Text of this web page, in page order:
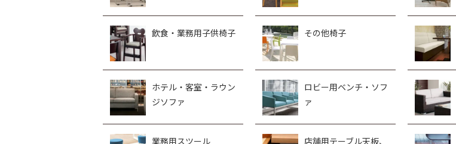
飲食・業務用子供椅子 その他椅子
ホテル・客室・ラウン
ジソファ
ロビー用ベンチ・ソフ
ァ
業務用スツール
店舗用テーブル天板、